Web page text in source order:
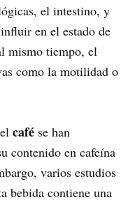
el intestino, y
en el estado de
mismo tiempo, el
como la motilidad o
café se han
contenido en cafeína
varios estudios
bebida contiene una